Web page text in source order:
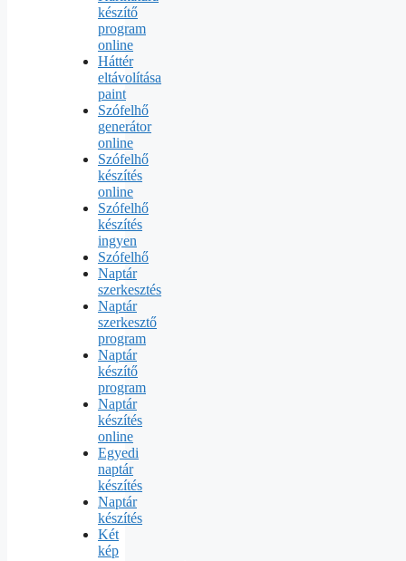
készítő
program
online
Háttér
eltávolítása
paint
Szófelhő
generátor
online
Szófelhő
készítés
online
Szófelhő
készítés
ingyen
Szófelhő
Naptár
szerkesztés
Naptár
szerkesztő
program
Naptár
készítő
program
Naptár
készítés
online
Egyedi
naptár
készítés
Naptár
készítés
Két
kép